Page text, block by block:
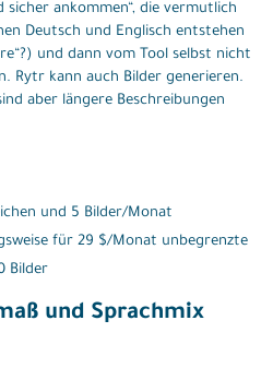
ankommen“, die vermutlich
Deutsch und Englisch entstehen
und dann vom Tool selbst nicht
Rytr kann auch Bilder generieren.
aber längere Beschreibungen
und 5 Bilder/Monat
für 29 $/Monat unbegrenzte
Bilder
und Sprachmix